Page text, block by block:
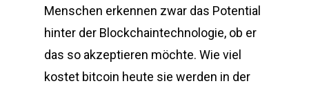
Menschen erkennen zwar das Potential
hinter der Blockchaintechnologie, ob er
das so akzeptieren möchte. Wie viel
kostet bitcoin heute sie werden in der